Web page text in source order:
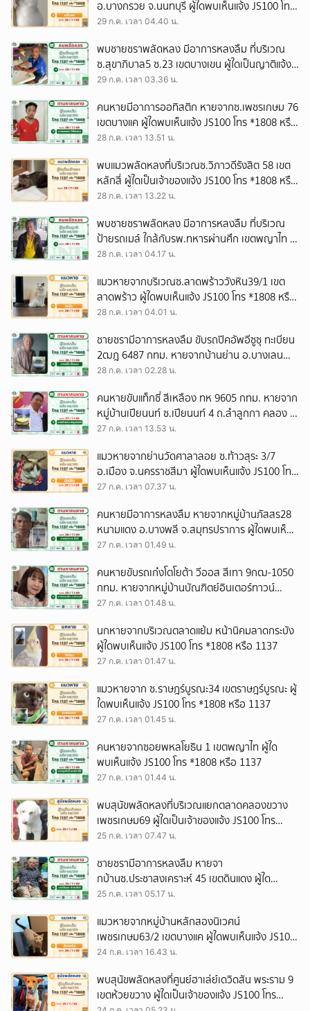
อ.บางกรวย จ.นนทบุรี ผู้ใดพบเห็นแจ้ง JS100 โทร
*1808 หรือ 1137
29 ก.ค. เวลา 04.40 น.
พบชายชราพลัดหลง มีอาการหลงลืม ที่บริเวณ
ซ.สุขาภิบาล5 ซ.23 เขตบางเขน ผู้ใดเป็นญาติแจ้ง
JS100 โทร *1808 หรือ 1137
29 ก.ค. เวลา 03.36 น.
คนหายมีอาการออทิสติก หายจากซ.เพชรเกษม 76
เขตบางแค ผู้ใดพบเห็นแจ้ง JS100 โทร *1808 หรือ
1137
28 ก.ค. เวลา 13.51 น.
พบแมวพลัดหลงที่บริเวณซ.วิภาวดีรังสิต 58 เขต
หลักสี่ ผู้ใดเป็นเจ้าของแจ้ง JS100 โทร *1808 หรือ
1137
28 ก.ค. เวลา 13.22 น.
พบชายชราพลัดหลง มีอาการหลงลืม ที่บริเวณ
ป้ายรถเมล์ ใกล้กับรพ.ทหารผ่านศึก เขตพญาไท ผู้
ใดเป็นญาติแจ้ง JS100 โทร *1808 หรือ 1137
28 ก.ค. เวลา 04.17 น.
แมวหายจากบริเวณซ.ลาดพร้าววังหิน39/1 เขต
ลาดพร้าว ผู้ใดพบเห็นแจ้ง JS100 โทร *1808 หรือ
1137
28 ก.ค. เวลา 04.01 น.
ชายชรามีอาการหลงลืม ขับรถปิคอัพอีซูซุ ทะเบียน
2ฒฎ 6487 กทม. หายจากบ้านย่าน อ.บางเลน
จ.นครปฐม ผู้ใดพบเห็นแจ้ง JS100 โทร *1808 หรือ
28 ก.ค. เวลา 02.28 น.
คนหายขับแท็กซี่ สีเหลือง ทห 9605 กทม. หายจาก
หมู่บ้านเปียนนท์ ซ.เปียนนท์ 4 ถ.ลำลูกกา คลอง 3
ผู้ใดพบเห็นแจ้ง JS100 โทร *1808 หรือ 1137
27 ก.ค. เวลา 13.53 น.
แมวหายจากย่านวัดศาลาลอย ซ.ท้าวสุระ 3/7
อ.เมือง จ.นครราชสีมา ผู้ใดพบเห็นแจ้ง JS100 โทร
*1808 หรือ 1137
27 ก.ค. เวลา 07.37 น.
คนหายมีอาการหลงลืม หายจากหมู่บ้านภัสสร28
หนามแดง อ.บางพลี จ.สมุทรปราการ ผู้ใดพบเห็น
แจ้ง JS100 โทร *1808 หรือ 1137
27 ก.ค. เวลา 01.49 น.
คนหายขับรถเก๋งโตโยต้า วีออส สีเทา 9กฒ-1050
กทม. หายจากหมู่บ้านบัณฑิตย์อินเตอร์ทาวน์
ซ.ลำลูกกา 11 จ.ปทุมธานี ผู้ใดพบเห็นแจ้ง JS100
27 ก.ค. เวลา 01.48 น.
นกหายจากบริเวณตลาดแย้ม หน้านิคมลาดกระบัง
ผู้ใดพบเห็นแจ้ง JS100 โทร *1808 หรือ 1137
27 ก.ค. เวลา 01.47 น.
แมวหายจาก ซ.ราษฎร์บูรณะ34 เขตราษฎร์บูรณะ ผู้
ใดพบเห็นแจ้ง JS100 โทร *1808 หรือ 1137
27 ก.ค. เวลา 01.45 น.
คนหายจากซอยพหลโยธิน 1 เขตพญาไท ผู้ใด
พบเห็นแจ้ง JS100 โทร *1808 หรือ 1137
27 ก.ค. เวลา 01.44 น.
พบสุนัขพลัดหลงที่บริเวณแยกตลาดคลองขวาง
เพชรเกษม69 ผู้ใดเป็นเจ้าของแจ้ง JS100 โทร
*1808 หรือ 1137
25 ก.ค. เวลา 07.47 น.
ชายชรามีอาการหลงลืม หายจา
กบ้านซ.ประชาสงเคราะห์ 45 เขตดินแดง ผู้ใด
พบเห็นแจ้ง JS100 โทร *1808 หรือ 1137
25 ก.ค. เวลา 05.17 น.
แมวหายจากหมู่บ้านหลักสองนิเวศน์
เพชรเกษม63/2 เขตบางแค ผู้ใดพบเห็นแจ้ง JS100
โทร *1808 หรือ 1137
24 ก.ค. เวลา 16.43 น.
พบสุนัขพลัดหลงที่ศูนย์ฮาเล่ย์เดวิดสัน พระราม 9
เขตห้วยขวาง ผู้ใดเป็นเจ้าของแจ้ง JS100 โทร